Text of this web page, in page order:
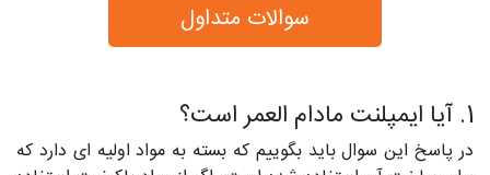
سوالات متداول
1. آیا ایمپلنت مادام العمر است؟
در پاسخ این سوال باید بگوییم که بسته به مواد اولیه‌ ای دارد که